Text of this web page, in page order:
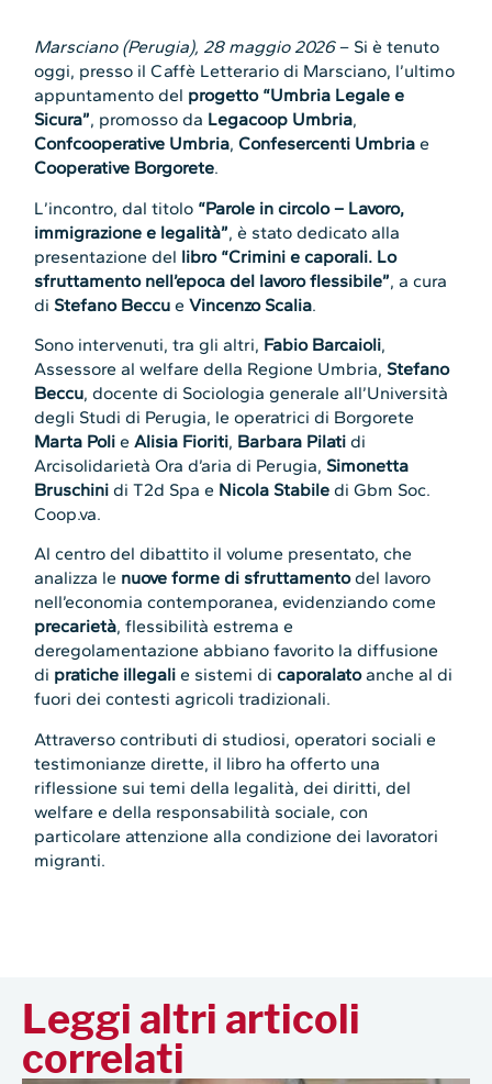
Marsciano (Perugia), 28 maggio 2026– Si è tenuto
oggi, presso il Caffè Letterario di Marsciano, l’ultimo
appuntamento del progetto “Umbria Legale e
Sicura”, promosso da Legacoop Umbria,
Confcooperative Umbria,Confesercenti Umbria e
Cooperative Borgorete.
L’incontro, dal titolo “Parole in circolo – Lavoro,
immigrazione e legalità”, è stato dedicato alla
presentazione del libro “Crimini e caporali. Lo
sfruttamento nell’epoca del lavoro flessibile”, a cura
di Stefano Beccu eVincenzo Scalia.
Sono intervenuti, tra gli altri, Fabio Barcaioli,
Assessore al welfare della Regione Umbria, Stefano
Beccu, docente di Sociologia generale all’Università
degli Studi di Perugia, le operatrici di Borgorete
Marta PolieAlisia Fioriti, Barbara Pilati di
Arcisolidarietà Ora d’aria di Perugia, Simonetta
Bruschinidi T2d Spa e Nicola Stabiledi Gbm Soc.
Coop.va.
Al centro del dibattito il volume presentato, che
analizza le nuove forme di sfruttamentodel lavoro
nell’economia contemporanea, evidenziando come
precarietà, flessibilità estrema e
deregolamentazione abbiano favorito la diffusione
di pratiche illegalie sistemi dicaporalatoanche al di
fuori dei contesti agricoli tradizionali.
Attraverso contributi di studiosi, operatori sociali e
testimonianze dirette, il libro ha offerto una
riflessione sui temi della legalità, dei diritti, del
welfare e della responsabilità sociale, con
particolare attenzione alla condizione dei lavoratori
migranti.
Leggi altri articoli
correlati